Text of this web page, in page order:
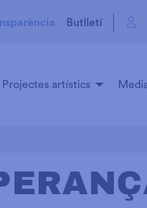
Butlletí
Projectes artístics